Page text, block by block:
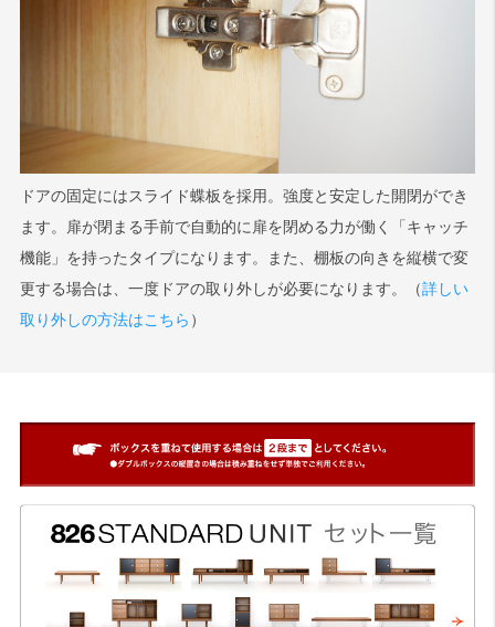
ドアの固定にはスライド蝶板を採用。強度と安定した開閉ができ
ます。扉が閉まる手前で自動的に扉を閉める力が働く「キャッチ
機能」を持ったタイプになります。また、棚板の向きを縦横で変
更する場合は、一度ドアの取り外しが必要になります。（詳しい
取り外しの方法はこちら ）